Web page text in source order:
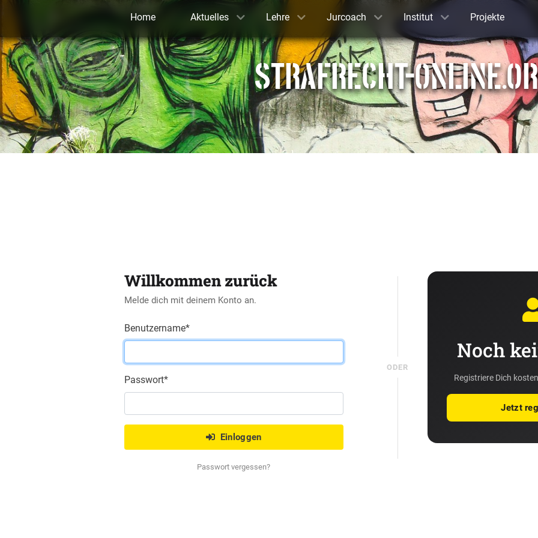
Home Aktuelles Lehre Jurcoach Institut Projekte
STRAFRECHT-
Willkommen zurück
Melde dich mit deinem Konto an.
Benutzername*
Passwort*
Einloggen
Passwort vergessen?
ODER
Noch
Registriere Dich
Jetzt